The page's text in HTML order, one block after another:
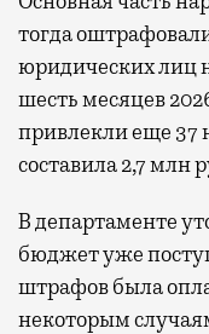
тогда
юридических лиц
шесть месяцев
привлекли еще
составила 2,7 млн
В департаменте
бюджет уже
штрафов была
некоторым